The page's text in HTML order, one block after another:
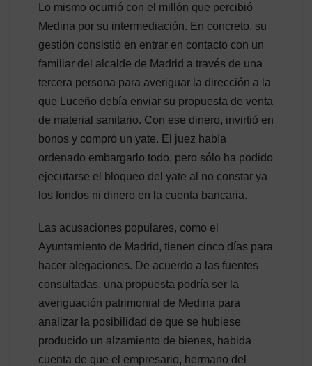
Lo mismo ocurrió con el millón que percibió
Medina por su intermediación. En concreto, su
gestión consistió en entrar en contacto con un
familiar del alcalde de Madrid a través de una
tercera persona para averiguar la dirección a la
que Luceño debía enviar su propuesta de venta
de material sanitario. Con ese dinero, invirtió en
bonos y compró un yate. El juez había
ordenado embargarlo todo, pero sólo ha podido
ejecutarse el bloqueo del yate al no constar ya
los fondos ni dinero en la cuenta bancaria.
Las acusaciones populares, como el
Ayuntamiento de Madrid, tienen cinco días para
hacer alegaciones. De acuerdo a las fuentes
consultadas, una propuesta podría ser la
averiguación patrimonial de Medina para
analizar la posibilidad de que se hubiese
producido un alzamiento de bienes, habida
cuenta de que el empresario, hermano del